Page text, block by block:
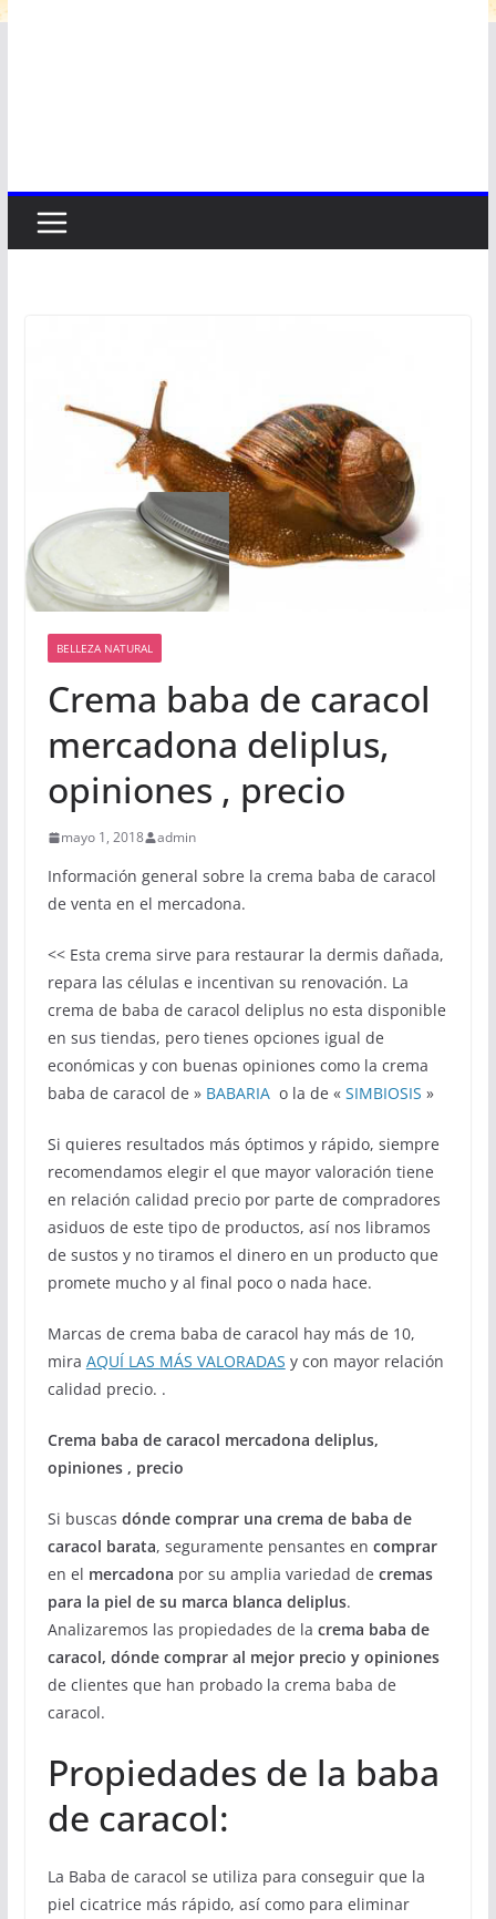
BELLEZA NATURAL
Crema baba de caracol
mercadona deliplus,
opiniones , precio
mayo 1, 2018 admin
Información general sobre la crema baba de caracol
de venta en el mercadona.
<< Esta crema sirve para restaurar la dermis dañada,
repara las células e incentivan su renovación. La
crema de baba de caracol deliplus no esta disponible
en sus tiendas, pero tienes opciones igual de
económicas y con buenas opiniones como la crema
baba de caracol de » BABARIA o la de «SIMBIOSIS »
Si quieres resultados más óptimos y rápido, siempre
recomendamos elegir el que mayor valoración tiene
en relación calidad precio por parte de compradores
asiduos de este tipo de productos, así nos libramos
de sustos y no tiramos el dinero en un producto que
promete mucho y al final poco o nada hace.
Marcas de crema baba de caracol hay más de 10,
mira AQUÍ LAS MÁS VALORADAS y con mayor relación
calidad precio. .
Crema baba de caracol mercadona deliplus,
opiniones , precio
Si buscas dónde comprar una crema de baba de
caracol barata, seguramente pensantes en comprar
en el mercadona por su amplia variedad de cremas
para la piel de su marca blanca deliplus.
Analizaremos las propiedades de la crema baba de
caracol, dónde comprar al mejor precio y opiniones
de clientes que han probado la crema baba de
caracol.
Propiedades de la baba
de caracol:
La Baba de caracol se utiliza para conseguir que la
piel cicatrice más rápido, así como para eliminar